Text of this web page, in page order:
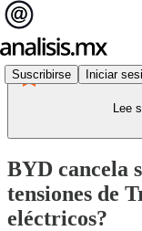
Suscribirse Iniciar
Lee
BYD cancela
tensiones de
eléctricos?